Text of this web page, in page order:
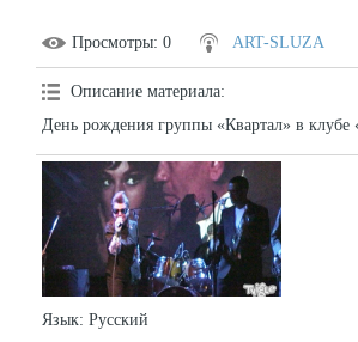
Просмотры: 0 ART-SLUZA
Описание материала:
День рождения группы «Квартал» в клубе
Язык: Русский